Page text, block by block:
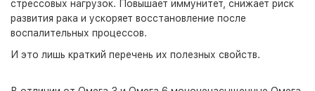
стрессовых нагрузок. Повышает иммунитет, снижает риск
развития рака и ускоряет восстановление после
воспалительных процессов.
И это лишь краткий перечень их полезных свойств.